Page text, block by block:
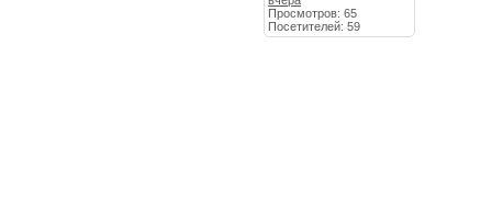
Просмотров: 65
Посетителей: 59